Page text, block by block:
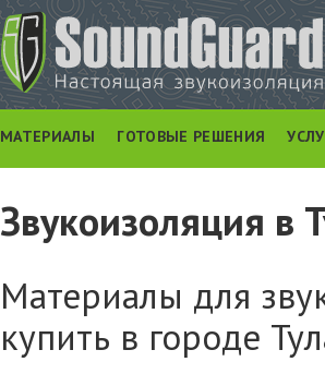
МАТЕРИАЛЫ ГОТОВЫЕ РЕШЕНИЯ
Звукоизоляция в
Материалы для
купить в городе